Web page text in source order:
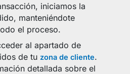
iniciamos la
manteniéndote
el proceso.
al apartado de
de tu zona de cliente.
detallada sobre el